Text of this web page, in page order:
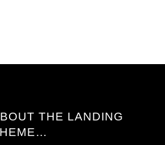
THE LANDING